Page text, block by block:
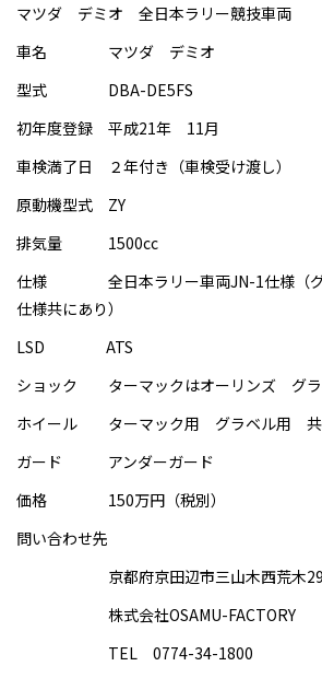
マツダ デミオ 全日本ラリー競技車両
車名 マツダ デミオ
型式 DBA-DE5FS
初年度登録 平成21年 11月
車検満了日 ２年付き（車検受け渡し）
原動機型式 ZY
排気量 1500cc
仕様 全日本ラリー車両JN-1仕様（グ
仕様共にあり）
LSD ATS
ショック ターマックはオーリンズ グラ
ホイール ターマック用 グラベル用 共
ガード アンダーガード
価格 150万円（税別）
問い合わせ先
京都府京田辺市三山木西荒木
株式会社OSAMU-FACTORY
TEL 0774-34-1800